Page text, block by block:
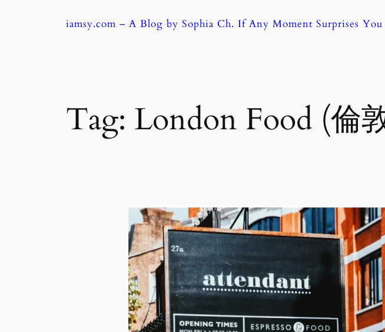
iamsy.com – A Blog by Sophia Ch. If Any Moment Surprises You
Tag: London Food (倫